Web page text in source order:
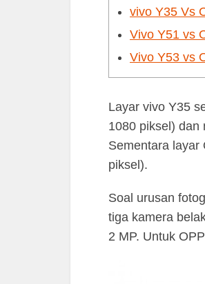
vivo Y35 Vs
Vivo Y51 vs
Vivo Y53 vs
Layar vivo Y35
1080 piksel) dan
Sementara layar
piksel).
Soal urusan
tiga kamera
2 MP. Untuk